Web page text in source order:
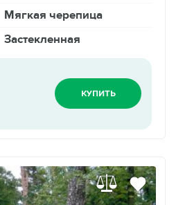
Мягкая черепица
Застекленная
КУПИТЬ